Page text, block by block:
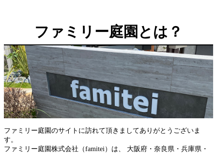
ファミリー庭園とは？
ファミリー庭園のサイトに訪れて頂きましてありがとうございま
す。
ファミリー庭園株式会社（famitei）は、 大阪府・奈良県・兵庫県・